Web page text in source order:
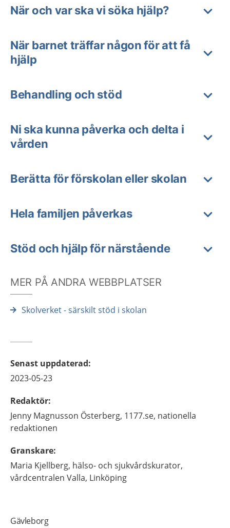
När och var ska vi söka hjälp?
När barnet träffar någon för att få
hjälp
Behandling och stöd
Ni ska kunna påverka och delta i
vården
Berätta för förskolan eller skolan
Hela familjen påverkas
Stöd och hjälp för närstående
MER PÅ ANDRA WEBBPLATSER
Skolverket - särskilt stöd i skolan
Senast uppdaterad:
2023-05-23
Redaktör:
Jenny Magnusson Österberg, 1177.se, nationella
redaktionen
Granskare:
Maria Kjellberg, hälso- och sjukvårdskurator,
vårdcentralen Valla, Linköping
Gävleborg